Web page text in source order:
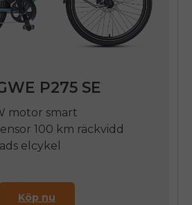
P275 SE
motor smart
100 km räckvidd
elcykel
Köp nu